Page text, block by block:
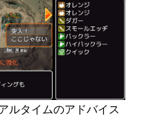
ルタイムのアドバイス